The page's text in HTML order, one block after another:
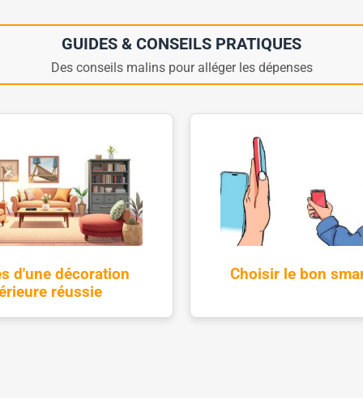
GUIDES & CONSEILS PRATIQUES
Des conseils malins pour alléger les dépenses
d'une décoration
réussie
Choisir le bon